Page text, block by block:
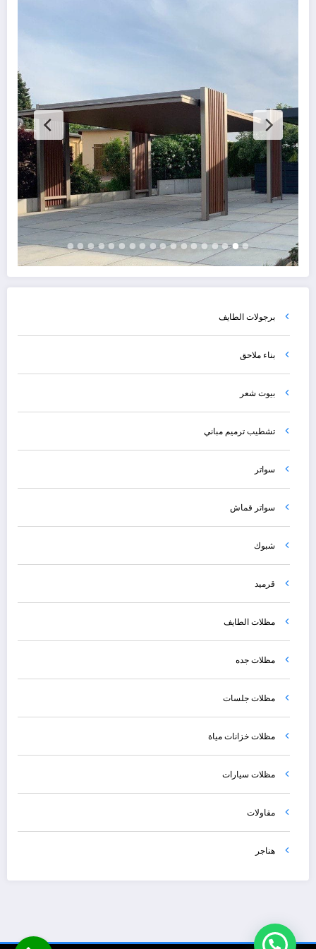
برجولات الطايف
بناء ملاحق
بيوت شعر
تشطيب ترميم مباني
سواتر
سواتر قماش
شبوك
قرميد
مظلات الطايف
مظلات جده
مظلات جلسات
مظلات خزانات مياة
مظلات سيارات
مقاولات
هناجر